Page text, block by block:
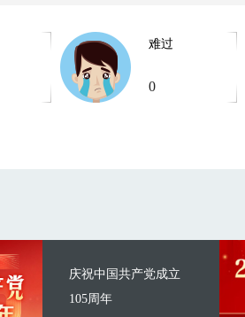
难过
0
庆祝中国共产党成立
105周年